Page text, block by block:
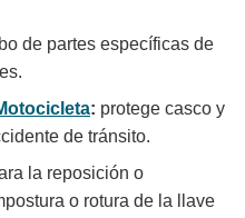
de partes específicas de
: protege casco y
de tránsito.
la reposición o
o rotura de la llave